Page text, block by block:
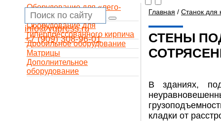
info@vgpress.ru
+7 (909) 308-96-01
Оборудование для «лего-
кирпича»
Оборудование для
гиперпрессованного кирпича
Дробильное оборудование
Матрицы
Дополнительное
оборудование
Главная / Станок для
СТЕНЫ
В зданиях,
кладки от